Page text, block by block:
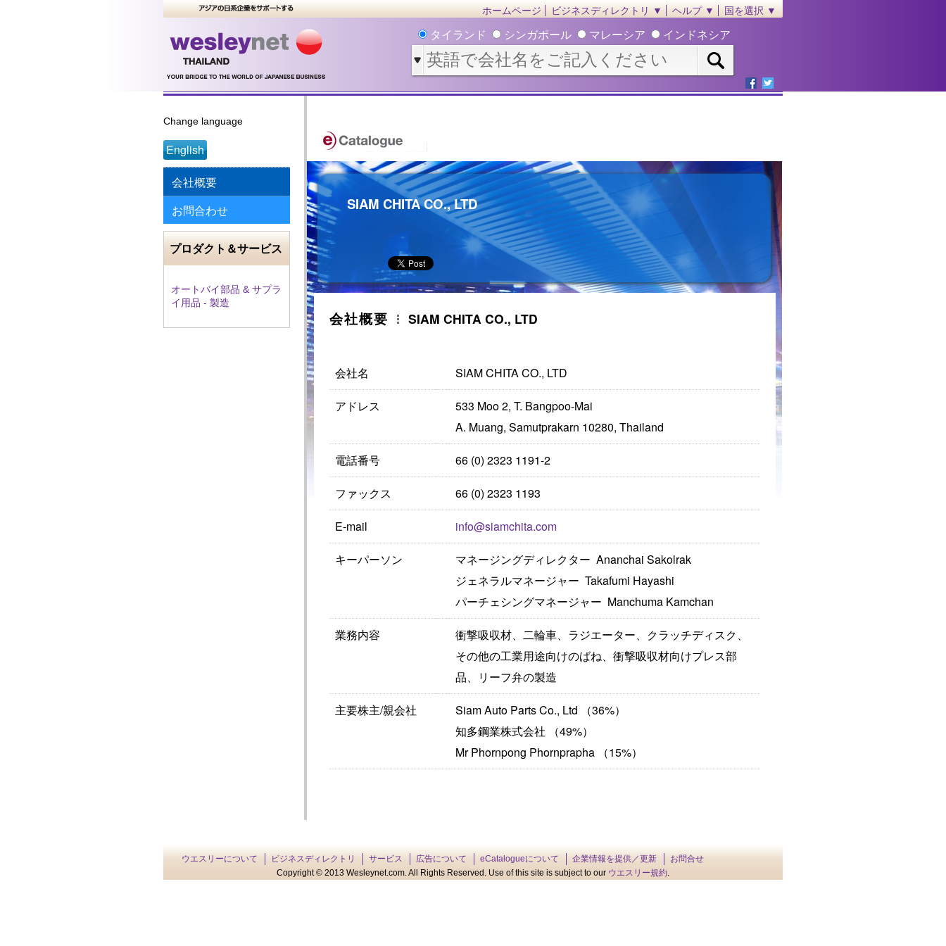
ホームページ ビジネスディレクトリ ▼ ヘルプ ▼ 国を選択 ▼
タイランド シンガポール マレーシア インドネシア
Change language
English
会社概要
お問合わせ
プロダクト＆サービス
オートバイ部品 & サプラ
イ用品 - 製造
SIAM CHITA CO., LTD
会社概要 SIAM CHITA CO., LTD
会社名 SIAM CHITA CO., LTD
アドレス
533 Moo 2, T. Bangpoo-Mai
A. Muang, Samutprakarn 10280, Thailand
電話番号 66 (0) 2323 1191-2
ファックス 66 (0) 2323 1193
E-mail info@siamchita.com
キーパーソン
マネージングディレクター Ananchai Sakolrak
ジェネラルマネージャー Takafumi Hayashi
パーチェシングマネージャー Manchuma Kamchan
業務内容
衝撃吸収材、二輪車、ラジエーター、クラッチディスク、
その他の工業用途向けのばね、衝撃吸収材向けプレス部
品、リーフ弁の製造
主要株主/親会社
Siam Auto Parts Co., Ltd （36%）
知多鋼業株式会社 （49%）
Mr Phornpong Phornprapha （15%）
ウエスリーについて ビジネスディレクトリ サービス 広告について eCatalogueについて 企業情報を提供／更新
お問合せ
Copyright © 2013 Wesleynet.com. All Rights Reserved. Use of this site is subject to our ウエスリー規約.